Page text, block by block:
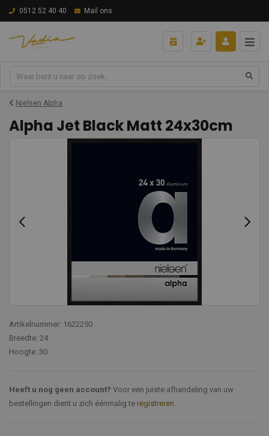
0512 52 40 40 Mail ons
Nielsen Alpha
Alpha Jet Black Matt 24x30cm
Artikelnummer: 1622250
Breedte: 24
Hoogte: 30
Heeft u nog geen account? Voor een juiste afhandeling van uw
bestellingen dient u zich éénmalig te registreren.